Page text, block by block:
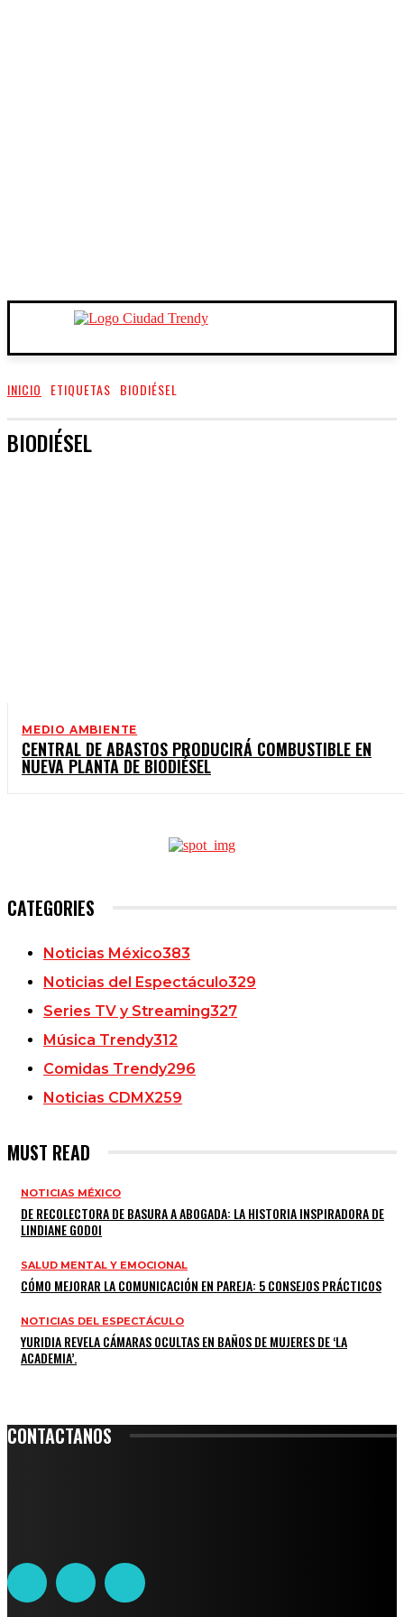
INICIO ETIQUETAS BIODIÉSEL
BIODIÉSEL
MEDIO AMBIENTE
CENTRAL DE ABASTOS PRODUCIRÁ COMBUSTIBLE EN
NUEVA PLANTA DE BIODIÉSEL
CATEGORIES
Noticias México383
Noticias del Espectáculo329
Series TV y Streaming327
Música Trendy312
Comidas Trendy296
Noticias CDMX259
MUST READ
NOTICIAS MÉXICO
DE RECOLECTORA DE BASURA A ABOGADA: LA HISTORIA INSPIRADORA DE
LINDIANE GODOI
SALUD MENTAL Y EMOCIONAL
CÓMO MEJORAR LA COMUNICACIÓN EN PAREJA: 5 CONSEJOS PRÁCTICOS
NOTICIAS DEL ESPECTÁCULO
YURIDIA REVELA CÁMARAS OCULTAS EN BAÑOS DE MUJERES DE ‘LA
ACADEMIA’.
CONTACTANOS